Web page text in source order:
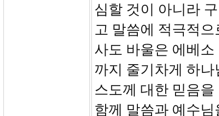
심할 것이 아니라
고 말씀에 적극적
사도 바울은 에베
까지 줄기차게 하
스도께 대한 믿음
함께 말씀과 예수